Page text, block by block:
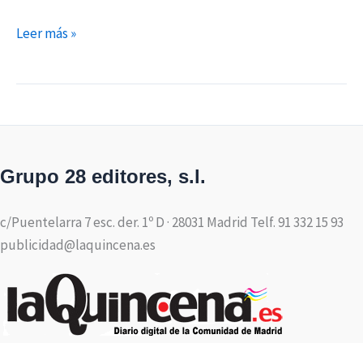
Leer más »
Grupo 28 editores, s.l.
c/Puentelarra 7 esc. der. 1º D · 28031 Madrid Telf. 91 332 15 93
publicidad@laquincena.es